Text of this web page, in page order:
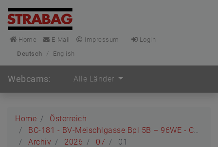
Home E-Mail Impressum
Login
Deutsch
/ English
Webcams: Alle Länder
Home
Österreich
BC-181 - BV-Meischlgasse Bpl 5B – 96WE - Cam 2
Archiv
2026 07 01